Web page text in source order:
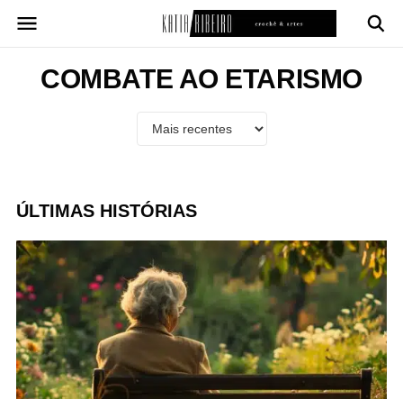
para
conteúdoCOMBATE AO ETARISMO
ÚLTIMAS HISTÓRIAS